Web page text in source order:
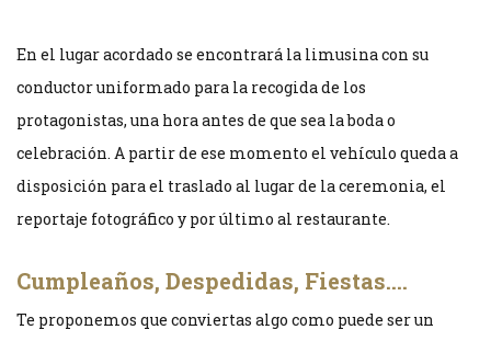
En el lugar acordado se encontrará la limusina con su
conductor uniformado para la recogida de los
protagonistas, una hora antes de que sea la boda o
celebración. A partir de ese momento el vehículo queda a
disposición para el traslado al lugar de la ceremonia, el
reportaje fotográfico y por último al restaurante.
Cumpleaños, Despedidas, Fiestas….
Te proponemos que conviertas algo como puede ser un